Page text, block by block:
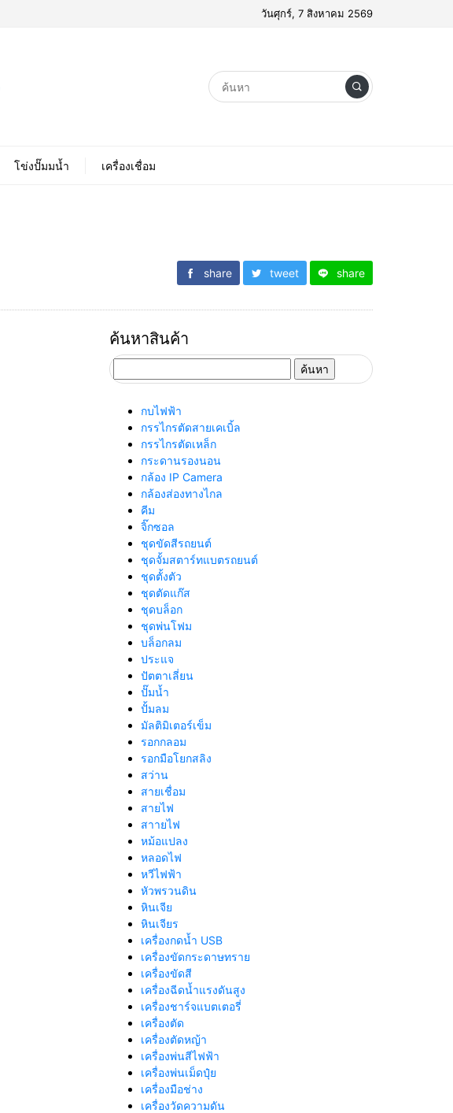
วันศุกร์, 7 สิงหาคม 2569
โข่งปั๊มมน้ำ เครื่องเชื่อม
share tweet share
ค้นหาสินค้า
สำหรับ:
กบไฟฟ้า
กรรไกรตัดสายเคเบิ้ล
กรรไกรตัดเหล็ก
กระดานรองนอน
กล้อง IP Camera
กล้องส่องทางไกล
คีม
จิ๊กซอล
ชุดขัดสีรถยนต์​
ชุดจั้มสตาร์ทแบตรถยนต์
ชุดตั้งตัว
ชุดตัดแก๊ส
ชุดบล็อก
ชุดพ่นโฟม
บล็อกลม
ประแจ
ปัตตาเลี่ยน
ปั๊มน้ำ
ปั้มลม
มัลติมิเตอร์เข็ม
รอกกลอม
รอกมือโยกสลิง
สว่าน
สายเชื่อม
สายไฟ
สาายไฟ
หม้อแปลง
หลอดไฟ
หวีไฟฟ้า
หัวพรวนดิน
หินเจีย
หินเจียร
เครื่องกดน้ำ USB
เครื่องขัดกระดาษทราย
เครื่องขัดสี
เครื่องฉีดน้ำแรงดันสูง
เครื่องชาร์จแบตเตอรี่
เครื่องตัด
เครื่องตัดหญ้า
เครื่องพ่นสีไฟฟ้า
เครื่องพ่นเม็ดปุ๋ย
เครื่องมือช่าง
เครื่องวัดความดัน